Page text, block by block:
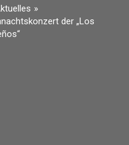
der „Los